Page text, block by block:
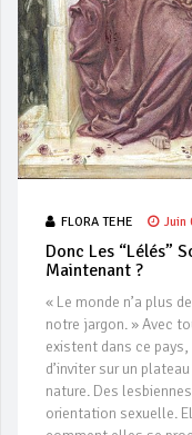
FLORA TEHE Juin
Donc Les “Lélés”
Maintenant ?
« Le monde n’a plus
notre jargon. » Avec
existent dans ce
d’inviter sur un
nature. Des
orientation sexuelle.